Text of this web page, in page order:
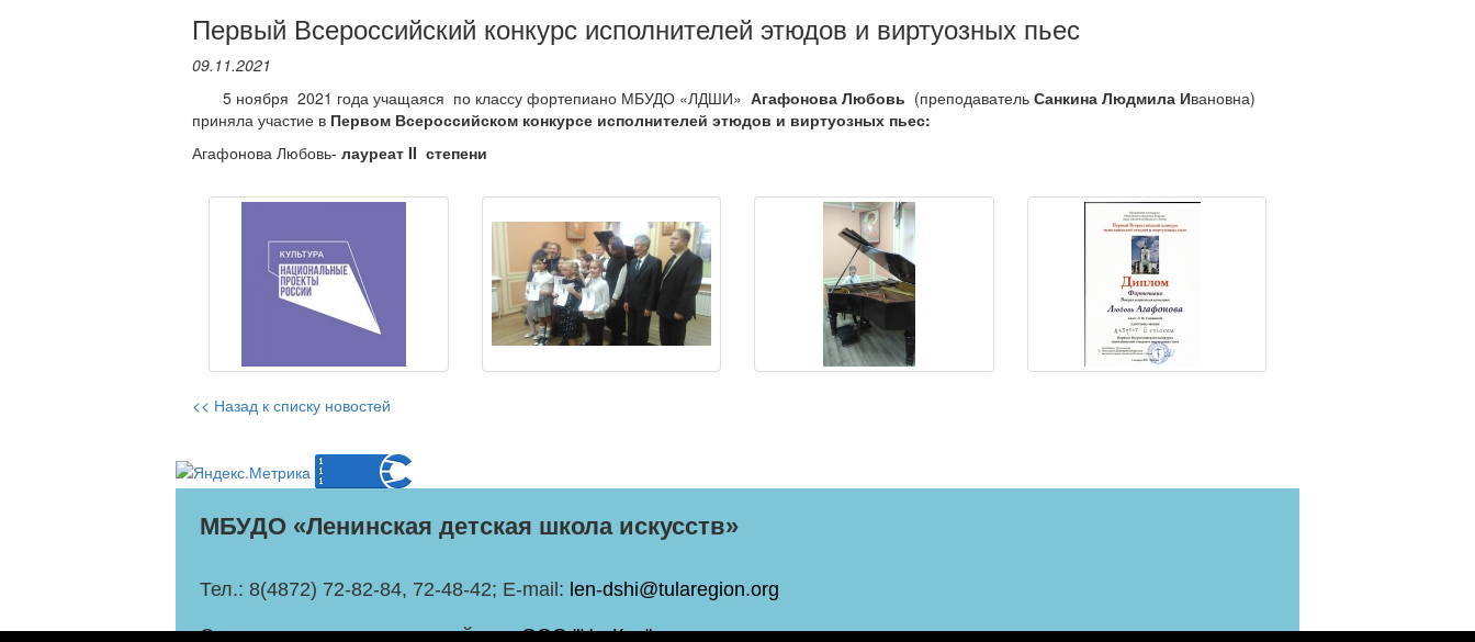
Первый Всероссийский конкурс исполнителей этюдов и виртуозных пьес
09.11.2021
5 ноября 2021 года учащаяся по классу фортепиано МБУДО «ЛДШИ» Агафонова Любовь (преподаватель Санкина Людмила Ивановна)
приняла участие в Первом Всероссийском конкурсе исполнителей этюдов и виртуозных пьес:
Агафонова Любовь- лауреат II степени
<< Назад к списку новостей
МБУДО «Ленинская детская школа искусств»
Тел.: 8(4872) 72-82-84, 72-48-42; E-mail: len-dshi@tularegion.org
Создание и продвижение сайтов -ООО "НетКор"